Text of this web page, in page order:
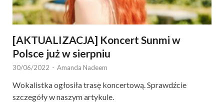
[AKTUALIZACJA] Koncert Sunmi w
Polsce już w sierpniu
30/06/2022 - Amanda Nadeem
Wokalistka ogłosiła trasę koncertową. Sprawdźcie
szczegóły w naszym artykule.